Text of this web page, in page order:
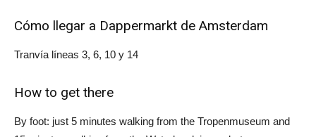
Cómo llegar a Dappermarkt de Amsterdam
Tranvía líneas 3, 6, 10 y 14
How to get there
By foot: just 5 minutes walking from the Tropenmuseum and